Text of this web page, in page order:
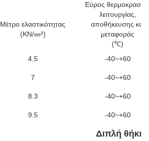
Μέτρο ελαστικότητας
(KN/㎜²)
Εύρος
λειτουργίας,
αποθήκευσης και
μεταφοράς
(℃)
4.5 -40~+60
7 -40~+60
8.3 -40~+60
9.5 -40~+60
Διπλή θήκη